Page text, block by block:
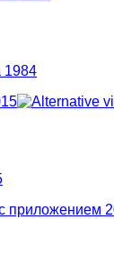
1984